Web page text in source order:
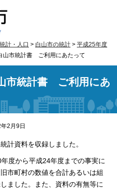
統計・人口 > 白山市の統計 > 平成25年度
市統計書 ご利用にあたって
市統計書 ご利用にあ
2月9日
計資料を収録しました。
度から平成24年度までの事実に
市町村の数値を合計あるいは組
ました。また、資料の有無等に